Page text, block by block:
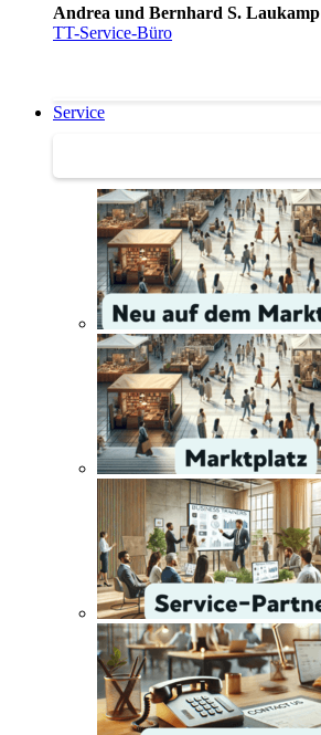
Andrea und Bernhard S. Laukamp
TT-Service-Büro
Service